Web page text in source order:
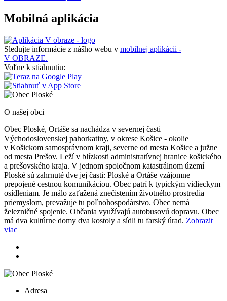
Mobilná aplikácia
Sledujte informácie z nášho webu v mobilnej aplikácii -
V OBRAZE.
Voľne k stiahnutiu:
O našej obci
Obec Ploské, Ortáše sa nachádza v severnej časti
Východoslovenskej pahorkatiny, v okrese Košice - okolie
v Košickom samosprávnom kraji, severne od mesta Košice a južne
od mesta Prešov. Leží v blízkosti administratívnej hranice košického
a prešovského kraja. V jednom spoločnom katastrálnom území
Ploské sú zahrnuté dve jej časti: Ploské a Ortáše vzájomne
prepojené cestnou komunikáciou. Obec patrí k typickým vidieckym
osídleniam. Je málo zaťažená znečistením životného prostredia
priemyslom, prevažuje tu poľnohospodárstvo. Obec nemá
železničné spojenie. Občania využívajú autobusovú dopravu. Obec
má dva kultúrne domy dva kostoly a sídli tu farský úrad. Zobrazit
viac
Adresa